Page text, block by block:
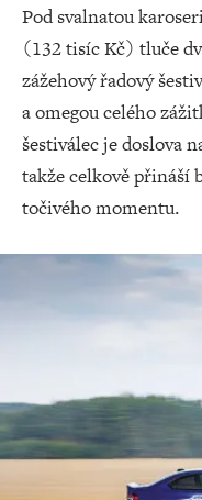
Pod svalnatou
(132 tisíc Kč) tluče
zážehový řadový
a omegou celého
šestiválec je doslova
takže celkově přináší
točivého momentu.